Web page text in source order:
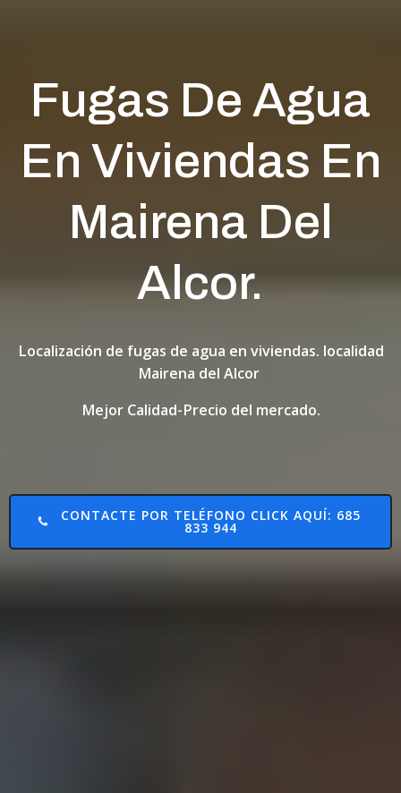
Fugas De Agua
En Viviendas En
Mairena Del
Alcor.
Localización de fugas de agua en viviendas. localidad
Mairena del Alcor
Mejor Calidad-Precio del mercado.
CONTACTE POR TELÉFONO CLICK AQUÍ: 685
833 944